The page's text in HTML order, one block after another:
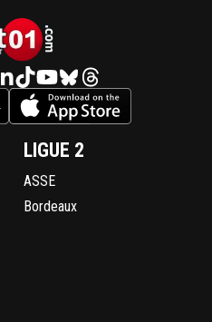
LIGUE 2
ASSE
Bordeaux